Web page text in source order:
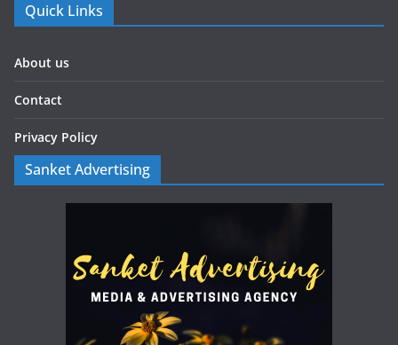
Quick Links
About us
Contact
Privacy Policy
Sanket Advertising